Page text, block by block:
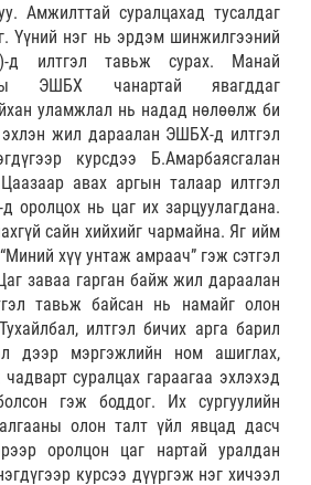
Амжилттай суралцахад тусалдаг
Үүний нэг нь эрдэм шинжилгээний
д илтгэл тавьж сурах. Манай
ЭШБХ чанартай явагддаг
уламжлал нь надад нөлөөлж би
эхлэн жил дараалан ЭШБХ-д илтгэл
курсдээ Б.Амарбаясгалан
авах аргын талаар илтгэл
оролцох нь цаг их зарцуулагдана.
сайн хийхийг чармайна. Яг ийм
хүү унтаж амраач” гэж сэтгэл
заваа гарган байж жил дараалан
тавьж байсан нь намайг олон
илтгэл бичих арга барил
дээр мэргэжлийн ном ашиглах,
суралцах гараагаа эхлэхэд
гэж боддог. Их сургуулийн
олон талт үйл явцад дасч
оролцон цаг нартай уралдан
курсээ дүүргэж нэг хичээл